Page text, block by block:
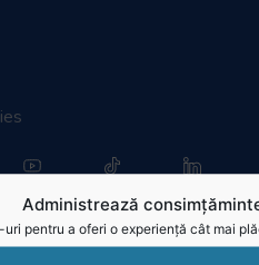
Administrează
pentru a oferi o experiență cât mai